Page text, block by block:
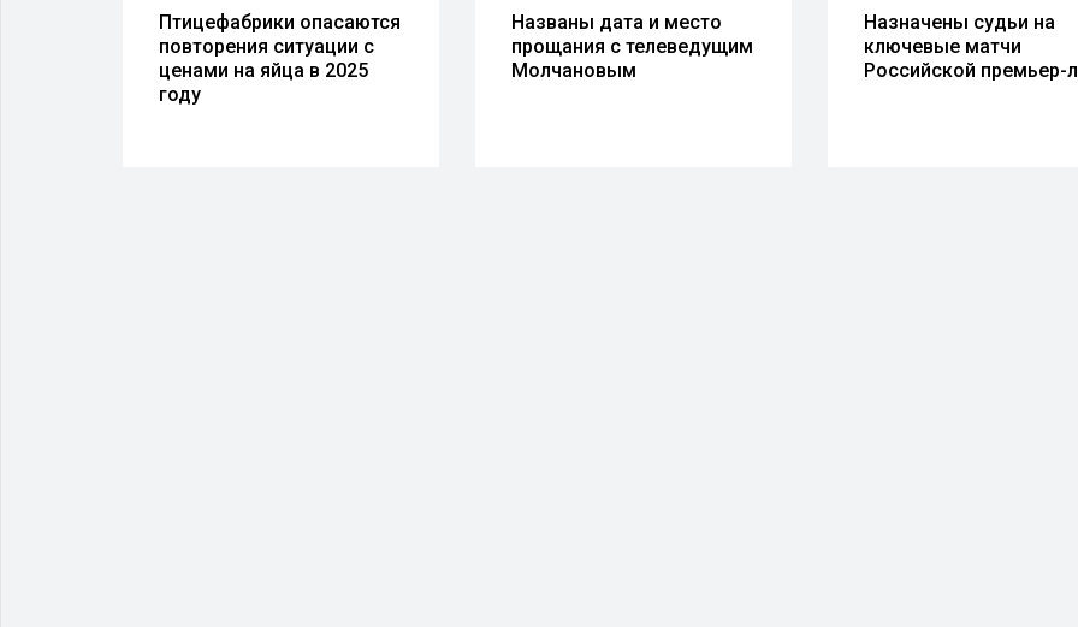
Птицефабрики опасаются
повторения ситуации с
ценами на яйца в 2025
году
Названы дата и место
прощания с телеведущим
Молчановым
Назначены судьи на
ключевые матчи
Российской премьер-